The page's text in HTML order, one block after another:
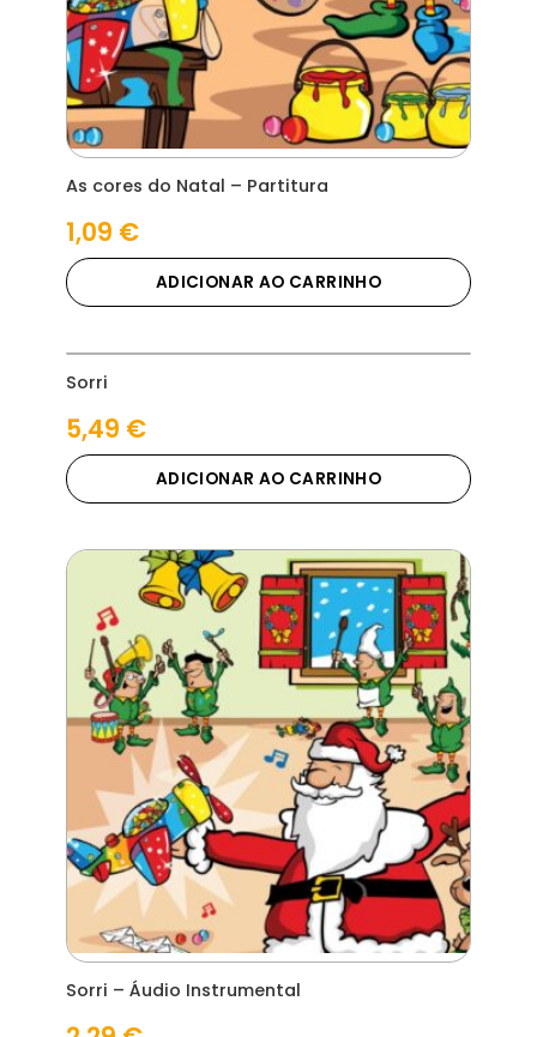
As cores do Natal – Partitura
1,09 €
ADICIONAR AO CARRINHO
Sorri
5,49 €
ADICIONAR AO CARRINHO
Sorri – Áudio Instrumental